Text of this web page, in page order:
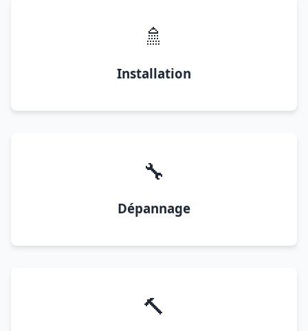
🚿
Installation
🔧
Dépannage
🔨